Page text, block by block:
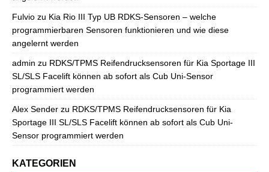
Fulvio zu Kia Rio III Typ UB RDKS-Sensoren – welche
programmierbaren Sensoren funktionieren und wie diese
angelernt werden
admin zu RDKS/TPMS Reifendrucksensoren für Kia Sportage III
SL/SLS Facelift können ab sofort als Cub Uni-Sensor
programmiert werden
Alex Sender zu RDKS/TPMS Reifendrucksensoren für Kia
Sportage III SL/SLS Facelift können ab sofort als Cub Uni-
Sensor programmiert werden
KATEGORIEN